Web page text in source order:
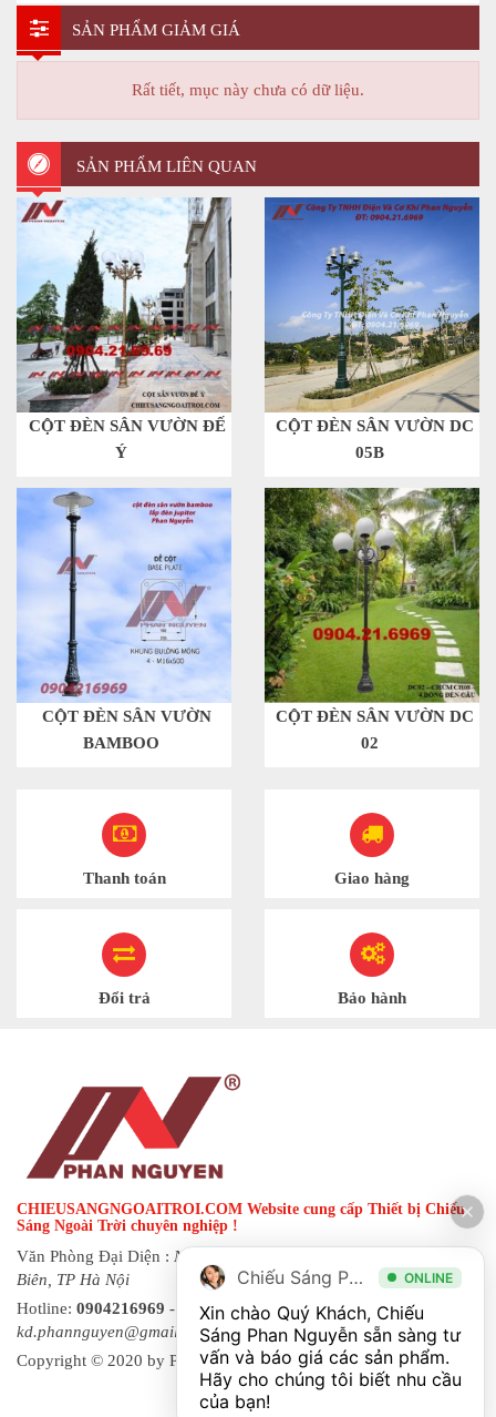
SẢN PHẨM GIẢM GIÁ
Rất tiết, mục này chưa có dữ liệu.
SẢN PHẨM LIÊN QUAN
CỘT ĐÈN SÂN VƯỜN ĐẾ
Ý
CỘT ĐÈN SÂN VƯỜN DC
05B
CỘT ĐÈN SÂN VƯỜN
BAMBOO
CỘT ĐÈN SÂN VƯỜN DC
02
Thanh toán Giao hàng
Đổi trả Bảo hành
CHIEUSANGNGOAITROI.COM Website cung cấp Thiết bị Chiếu
Sáng Ngoài Trời chuyên nghiệp !
Văn Phòng Đại Diện : Ngõ 144 đường Hạ Trại, phường Long
Biên, TP Hà Nội
Hotline: 0904216969 - Fax:0243 873 8822| Email:
kd.phannguyen@gmail.com
Copyright © 2020 by Phan Nguyen. All rights reserved.
Chiếu Sáng Phan Nguyễn ONLINE
Xin chào Quý Khách, Chiếu
Sáng Phan Nguyễn sẵn sàng tư
vấn và báo giá các sản phẩm.
Hãy cho chúng tôi biết nhu cầu